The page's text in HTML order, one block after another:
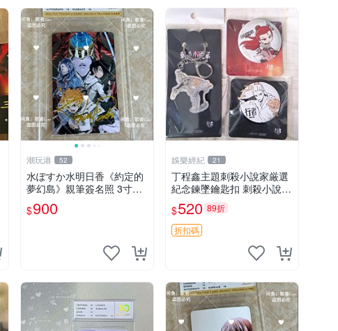
潮玩港 52
水ぽすか水明日香《約定的
夢幻島》親筆簽名照 3寸周
邊照片 簽名真跡 約束のネ
バーランド 周邊 照片收藏
$900
娛樂經紀 21
丁程鑫主題刺殺小說家厳選
紀念鍊墜鑰匙扣 刺殺小說家
丁程鑫 鍊墜
$520 89折
折扣碼